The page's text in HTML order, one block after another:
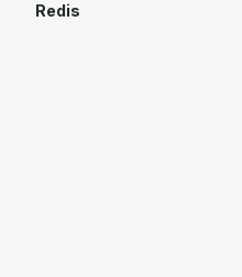
Redis